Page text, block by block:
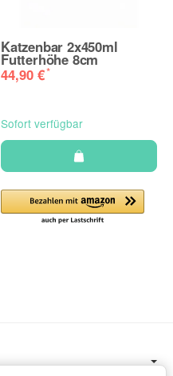
Katzenbar 2x450ml
Futterhöhe 8cm
44,90 €*
Sofort verfügbar